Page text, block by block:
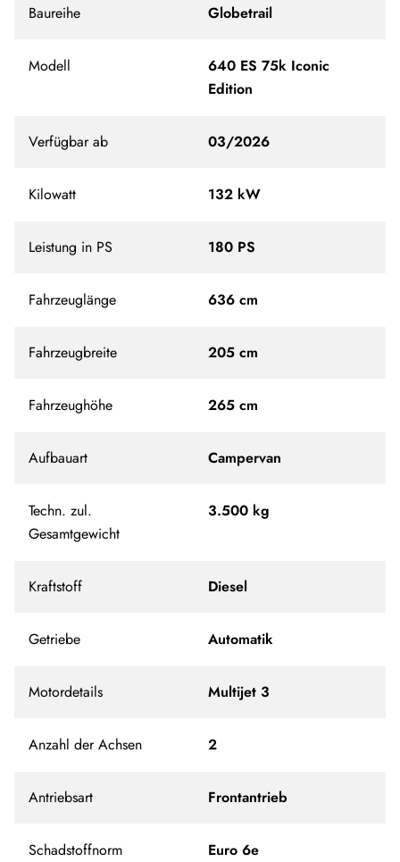
Baureihe Globetrail
Modell
640 ES 75k Iconic
Edition
Verfügbar ab 03/2026
Kilowatt 132 kW
Leistung in PS 180 PS
Fahrzeuglänge 636 cm
Fahrzeugbreite 205 cm
Fahrzeughöhe 265 cm
Aufbauart Campervan
Techn. zul.
Gesamtgewicht
3.500 kg
Kraftstoff Diesel
Getriebe Automatik
Motordetails Multijet 3
Anzahl der Achsen 2
Antriebsart Frontantrieb
Schadstoffnorm Euro 6e